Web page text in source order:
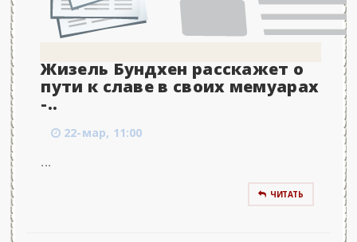
Жизель Бундхен расскажет о
пути к славе в своих мемуарах
-..
22-мар, 11:00
...
ЧИТАТЬ